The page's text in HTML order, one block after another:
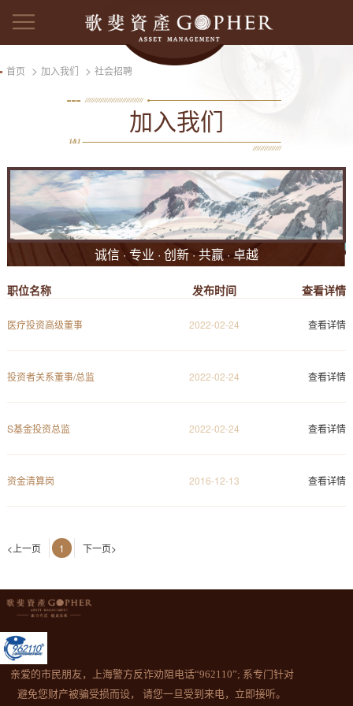
首页 > 加入我们 > 社会招聘
加入我们
诚信 · 专业 · 创新 · 共赢 · 卓越
职位名称 发布时间 查看详情
医疗投资高级董事 2022-02-24 查看详情
投资者关系董事/总监 2022-02-24 查看详情
S基金投资总监 2022-02-24 查看详情
资金清算岗 2016-12-13 查看详情
<上一页 1 下一页>
亲爱的市民朋友，上海警方反诈劝阻电话“962110”; 系专门针对
避免您财产被骗受损而设， 请您一旦受到来电，立即接听。